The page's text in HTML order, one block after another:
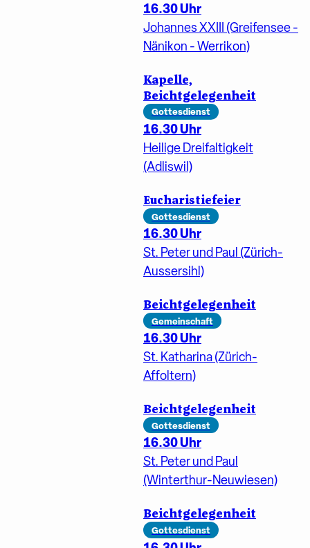
16.30 Uhr
Johannes XXIII (Greifensee -
Nänikon - Werrikon)
Kapelle,
Beichtgelegenheit
Gottesdienst
16.30 Uhr
Heilige Dreifaltigkeit
(Adliswil)
Eucharistiefeier
Gottesdienst
16.30 Uhr
St. Peter und Paul (Zürich-
Aussersihl)
Beichtgelegenheit
Gemeinschaft
16.30 Uhr
St. Katharina (Zürich-
Affoltern)
Beichtgelegenheit
Gottesdienst
16.30 Uhr
St. Peter und Paul
(Winterthur-Neuwiesen)
Beichtgelegenheit
Gottesdienst